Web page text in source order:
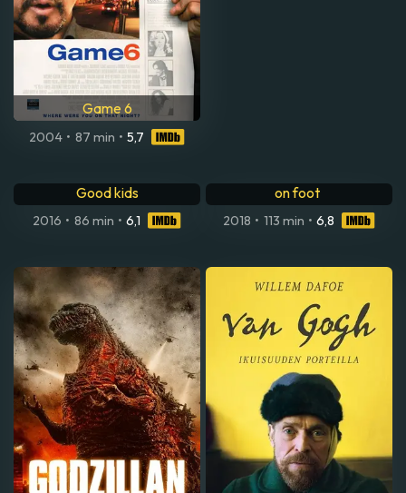
Game 6
2004 • 87 min • 5,7
Good kids
2016 • 86 min • 6,1
on foot
2018 • 113 min • 6,8